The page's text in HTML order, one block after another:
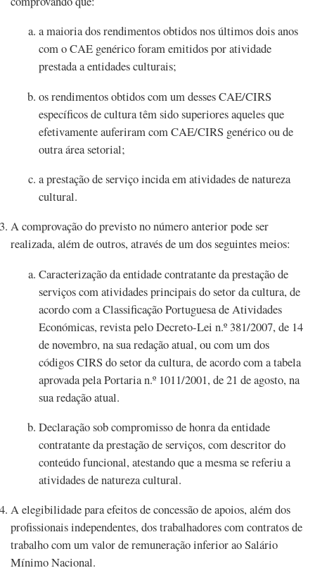
a maioria dos rendimentos obtidos nos últimos dois anos
com o CAE genérico foram emitidos por atividade
prestada a entidades culturais;
os rendimentos obtidos com um desses CAE/CIRS
específicos de cultura têm sido superiores aqueles que
efetivamente auferiram com CAE/CIRS genérico ou de
outra área setorial;
a prestação de serviço incida em atividades de natureza
cultural.
A comprovação do previsto no número anterior pode ser
realizada, além de outros, através de um dos seguintes meios:
Caracterização da entidade contratante da prestação de
serviços com atividades principais do setor da cultura, de
acordo com a Classificação Portuguesa de Atividades
Económicas, revista pelo Decreto-Lei n.º 381/2007, de 14
de novembro, na sua redação atual, ou com um dos
códigos CIRS do setor da cultura, de acordo com a tabela
aprovada pela Portaria n.º 1011/2001, de 21 de agosto, na
sua redação atual.
Declaração sob compromisso de honra da entidade
contratante da prestação de serviços, com descritor do
conteúdo funcional, atestando que a mesma se referiu a
atividades de natureza cultural.
A elegibilidade para efeitos de concessão de apoios, além dos
profissionais independentes, dos trabalhadores com contratos de
trabalho com um valor de remuneração inferior ao Salário
Mínimo Nacional.